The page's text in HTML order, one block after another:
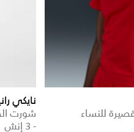
للنساء
نايكي
- 3 إنش